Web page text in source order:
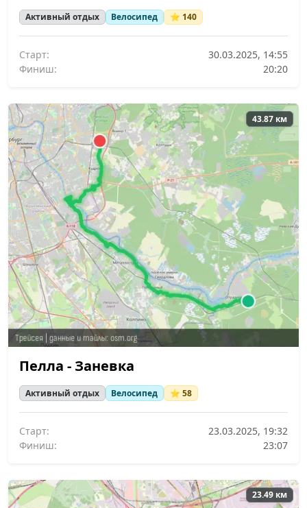
Активный отдых Велосипед ⭐ 140
Старт:
30.03.2025, 14:55
Финиш:
20:20
43.87 км
Пелла - Заневка
Активный отдых Велосипед ⭐ 58
Старт:
23.03.2025, 19:32
Финиш:
23:07
23.49 км